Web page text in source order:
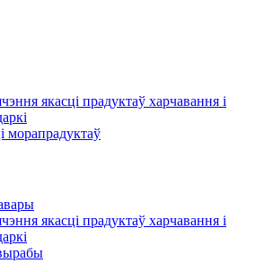
якасці прадуктаў харчавання і
морапрадуктаў
якасці прадуктаў харчавання і